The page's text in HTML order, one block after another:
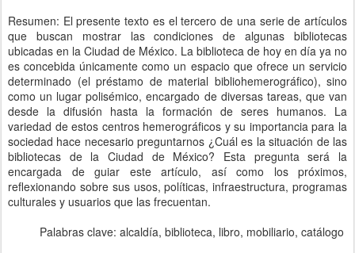
Resumen: El presente texto es el tercero de una serie de artículos
que buscan mostrar las condiciones de algunas bibliotecas
ubicadas en la Ciudad de México. La biblioteca de hoy en día ya no
es concebida únicamente como un espacio que ofrece un servicio
determinado (el préstamo de material bibliohemerográfico), sino
como un lugar polisémico, encargado de diversas tareas, que van
desde la difusión hasta la formación de seres humanos. La
variedad de estos centros hemerográficos y su importancia para la
sociedad hace necesario preguntarnos ¿Cuál es la situación de las
bibliotecas de la Ciudad de México? Esta pregunta será la
encargada de guiar este artículo, así como los próximos,
reflexionando sobre sus usos, políticas, infraestructura, programas
culturales y usuarios que las frecuentan.
Palabras clave: alcaldía, biblioteca, libro, mobiliario, catálogo